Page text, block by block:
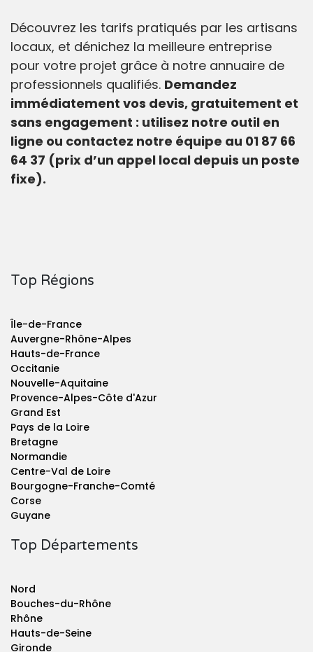
Découvrez les tarifs pratiqués par les artisans
locaux, et dénichez la meilleure entreprise
pour votre projet grâce à notre annuaire de
professionnels qualifiés. Demandez
immédiatement vos devis, gratuitement et
sans engagement : utilisez notre outil en
ligne ou contactez notre équipe au 01 87 66
64 37 (prix d’un appel local depuis un poste
fixe).
Top Régions
Île-de-France
Auvergne-Rhône-Alpes
Hauts-de-France
Occitanie
Nouvelle-Aquitaine
Provence-Alpes-Côte d'Azur
Grand Est
Pays de la Loire
Bretagne
Normandie
Centre-Val de Loire
Bourgogne-Franche-Comté
Corse
Guyane
Top Départements
Nord
Bouches-du-Rhône
Rhône
Hauts-de-Seine
Gironde